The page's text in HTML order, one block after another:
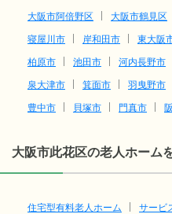
大阪市阿倍野区
大阪市鶴見区
寝屋川市
岸和田市 東大阪
柏原市
池田市 河内長野市
泉大津市
箕面市 羽曳野市
豊中市
貝塚市 門真市
大阪市此花区の老人ホーム
住宅型有料老人ホーム
サービ